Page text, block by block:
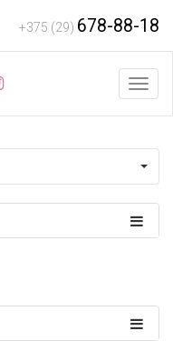
+375 (29) 678-88-18